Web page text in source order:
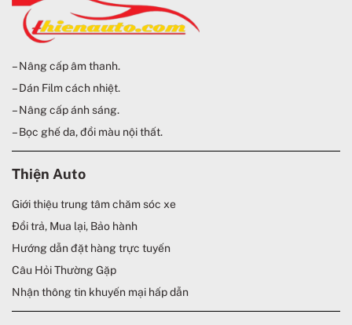
– Nâng cấp âm thanh.
– Dán Film cách nhiệt.
– Nâng cấp ánh sáng.
– Bọc ghế da, đổi màu nội thất.
Thiện Auto
Giới thiệu trung tâm chăm sóc xe
Đổi trả, Mua lại, Bảo hành
Hướng dẫn đặt hàng trực tuyến
Câu Hỏi Thường Gặp
Nhận thông tin khuyến mại hấp dẫn